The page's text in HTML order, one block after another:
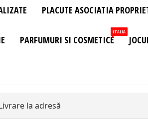
PLACUTE ASOCIATIA
PARFUMURI SI COSMETICE
ITALIA
la adresă